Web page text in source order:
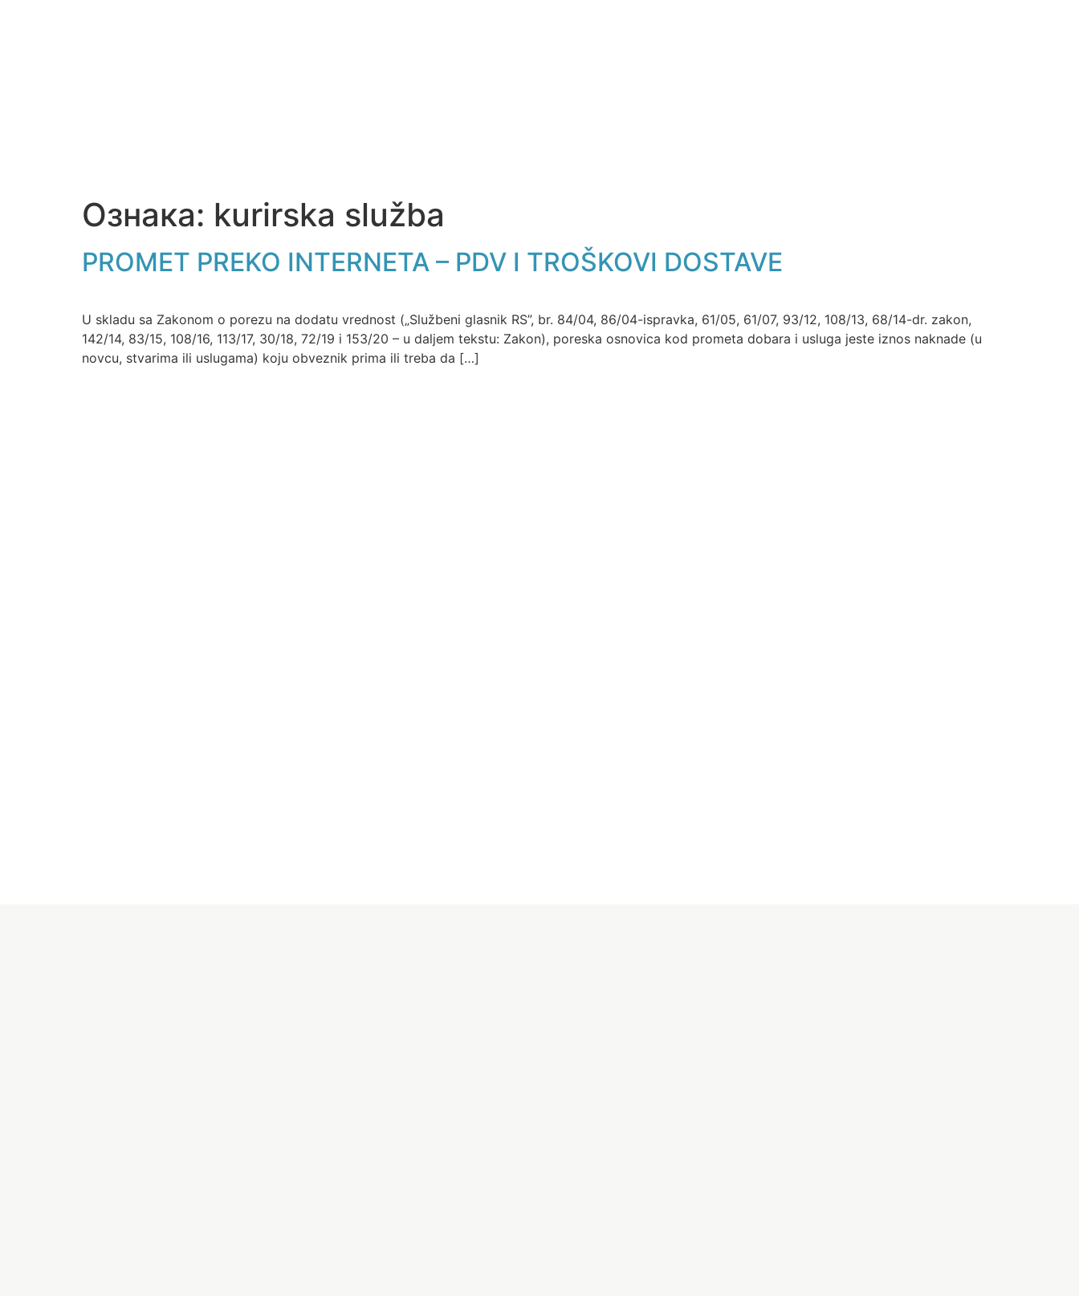
Ознака: kurirska služba
PROMET PREKO INTERNETA – PDV I TROŠKOVI DOSTAVE
U skladu sa Zakonom o porezu na dodatu vrednost („Službeni glasnik RS”, br. 84/04, 86/04-ispravka, 61/05, 61/07, 93/12, 108/13, 68/14-dr. zakon,
142/14, 83/15, 108/16, 113/17, 30/18, 72/19 i 153/20 – u daljem tekstu: Zakon), poreska osnovica kod prometa dobara i usluga jeste iznos naknade (u
novcu, stvarima ili uslugama) koju obveznik prima ili treba da […]